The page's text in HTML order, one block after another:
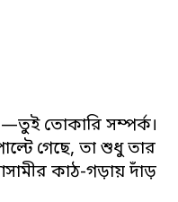
—তুই তোকারি সম্পর্ক।
গেছে, তা শুধু তার
কাঠ-গড়ায় দাঁড়